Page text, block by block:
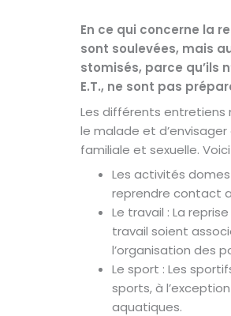
En ce qui concerne la
sont soulevées, mais
stomisés, parce qu’ils
E.T., ne sont pas
Les différents
le malade et
familiale et sexuelle.
Les activités
reprendre contact
Le travail : La
travail soient
l’organisation des
Le sport : Les
sports, à
aquatiques.